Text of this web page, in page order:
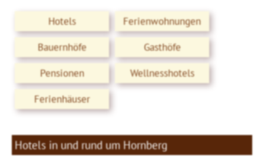
Hotels
Ferienwohnungen
Bauernhöfe
Gasthöfe
Pensionen
Wellnesshotels
Ferienhäuser
Hotels in und rund um Hornberg